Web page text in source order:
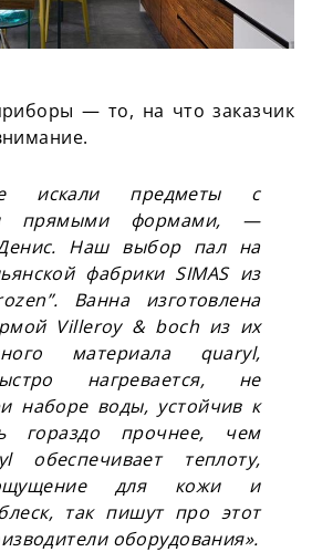
— то, на что заказчик
искали предметы с
прямыми формами, —
Наш выбор пал на
фабрики SIMAS из
”. Ванна изготовлена
Villeroy & bochиз их
материала quaryl,
нагревается, не
наборе воды, устойчив к
гораздо прочнее, чем
обеспечивает теплоту,
для кожи и
так пишут про этот
оборудования».